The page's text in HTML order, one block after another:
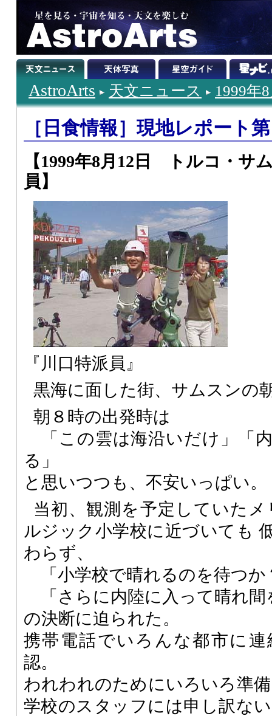
AstroArts 天文ニュース 1999年
［日食情報］現地レポート
【1999年8月12日 トルコ・サ
員】
『川口特派員』
黒海に面した街、サムスンの
朝８時の出発時は
「この雲は海沿いだけ」「
る」
と思いつつも、不安いっぱい。
当初、観測を予定していた
ルジック小学校に近づいても
わらず、
「小学校で晴れるのを待つか
「さらに内陸に入って晴れ間
の決断に迫られた。
携帯電話でいろんな都市に
認。
われわれのためにいろいろ準
学校のスタッフには申し訳な